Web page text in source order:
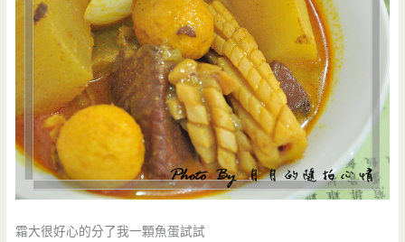
霜大很好心的分了我一顆魚蛋試試